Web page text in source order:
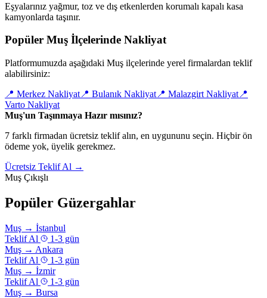
Eşyalarınız yağmur, toz ve dış etkenlerden korumalı kapalı kasa
kamyonlarda taşınır.
Popüler Muş İlçelerinde Nakliyat
Platformumuzda aşağıdaki Muş ilçelerinde yerel firmalardan teklif
alabilirsiniz:
📍 Merkez Nakliyat 📍 Bulanık Nakliyat 📍 Malazgirt Nakliyat 📍
Varto Nakliyat
Muş'un Taşınmaya Hazır mısınız?
7 farklı firmadan ücretsiz teklif alın, en uygununu seçin. Hiçbir ön
ödeme yok, üyelik gerekmez.
Ücretsiz Teklif Al →
Muş Çıkışlı
Popüler Güzergahlar
Muş → İstanbul
Teklif Al
1-3 gün
Muş → Ankara
Teklif Al
1-3 gün
Muş → İzmir
Teklif Al
1-3 gün
Muş → Bursa